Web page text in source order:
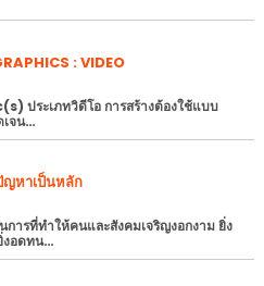
: VIDEO
ประเภทวิดีโอ การสร้างต้องใช้แบบ
เจน…
ญหาเป็นหลัก
การที่ทำให้คนและสังคมเจริญงอกงาม ยิ่ง
งอดทน…